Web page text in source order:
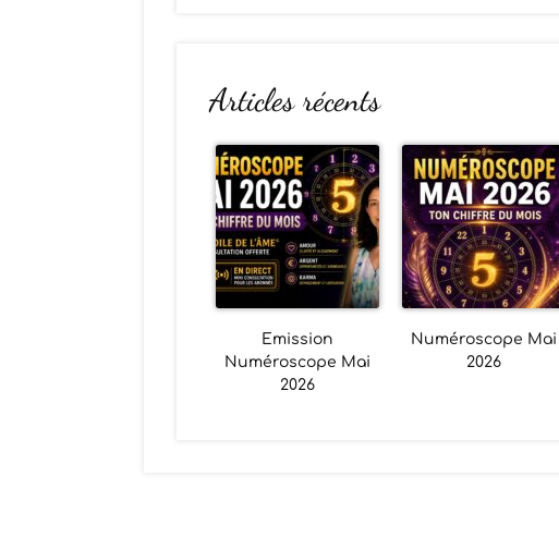
Articles récents
Emission
Numéroscope Mai
2026
Numéroscope Mai
2026